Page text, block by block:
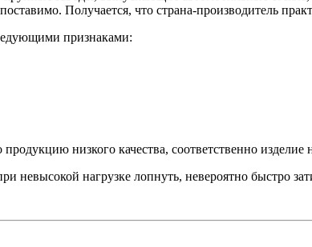
Получается, что страна-производитель
признаками:
низкого качества, соответственно изделие
невысокой нагрузке лопнуть, невероятно быстро